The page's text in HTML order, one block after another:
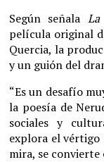
Según señala La
película original
Quercia, la
y un guión del
“Es un desafío
la poesía de
sociales y
explora el
mira, se convierte